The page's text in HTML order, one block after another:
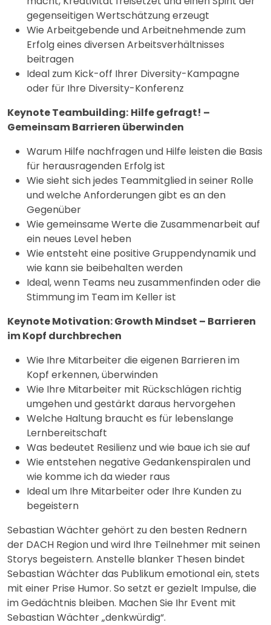
gegenseitigen Wertschätzung erzeugt
Wie Arbeitgebende und Arbeitnehmende zum
Erfolg eines diversen Arbeitsverhältnisses
beitragen
Ideal zum Kick-off Ihrer Diversity-Kampagne
oder für Ihre Diversity-Konferenz
Keynote Teambuilding: Hilfe gefragt! –
Gemeinsam Barrieren überwinden
Warum Hilfe nachfragen und Hilfe leisten die Basis
für herausragenden Erfolg ist
Wie sieht sich jedes Teammitglied in seiner Rolle
und welche Anforderungen gibt es an den
Gegenüber
Wie gemeinsame Werte die Zusammenarbeit auf
ein neues Level heben
Wie entsteht eine positive Gruppendynamik und
wie kann sie beibehalten werden
Ideal, wenn Teams neu zusammenfinden oder die
Stimmung im Team im Keller ist
Keynote Motivation: Growth Mindset – Barrieren
im Kopf durchbrechen
Wie Ihre Mitarbeiter die eigenen Barrieren im
Kopf erkennen, überwinden
Wie Ihre Mitarbeiter mit Rückschlägen richtig
umgehen und gestärkt daraus hervorgehen
Welche Haltung braucht es für lebenslange
Lernbereitschaft
Was bedeutet Resilienz und wie baue ich sie auf
Wie entstehen negative Gedankenspiralen und
wie komme ich da wieder raus
Ideal um Ihre Mitarbeiter oder Ihre Kunden zu
begeistern
Sebastian Wächter gehört zu den besten Rednern
der DACH Region und wird Ihre Teilnehmer mit seinen
Storys begeistern. Anstelle blanker Thesen bindet
Sebastian Wächter das Publikum emotional ein, stets
mit einer Prise Humor. So setzt er gezielt Impulse, die
im Gedächtnis bleiben. Machen Sie Ihr Event mit
Sebastian Wächter „denkwürdig“.